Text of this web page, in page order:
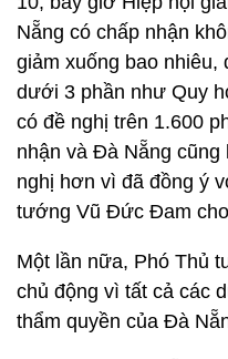
Nẵng có chấp nhận
giảm xuống bao
dưới 3 phần như Quy
có đề nghị trên 1.600
nhận và Đà Nẵng cũng
nghị hơn vì đã đồng ý
tướng Vũ Đức Đam
Một lần nữa, Phó Thủ
chủ động vì tất cả các
thẩm quyền của Đà